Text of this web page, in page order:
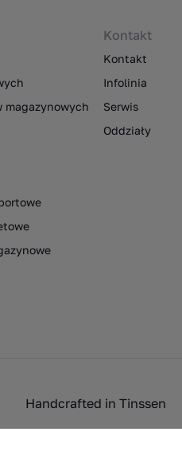
magazynowych
Kontakt
Kontakt
Infolinia
Serwis
Oddziały
Handcrafted in Tinssen